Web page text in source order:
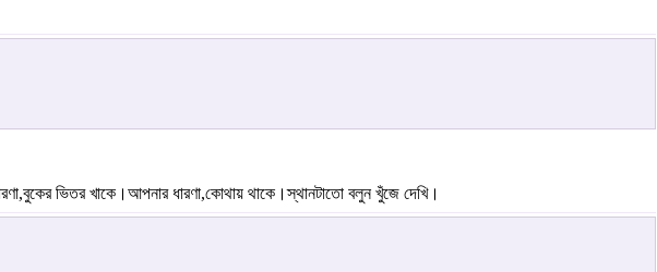
ভিতর খাকে।আপনার ধারণা,কোথায় থাকে।স্থানটাতো বলুন খুঁজে দেখি।